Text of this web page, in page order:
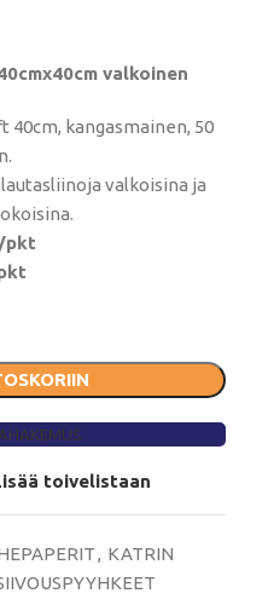
valkoinen
40cm, kangasmainen, 50
valkoisina ja
pkt
toivelistaan
, KATRIN